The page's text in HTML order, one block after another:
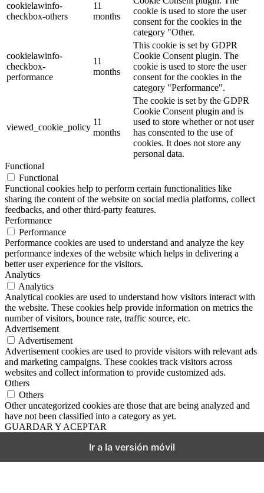
cookielawinfo-
checkbox-others
11
months
cookie is used to store the user
consent for the cookies in the
category "Other.
cookielawinfo-
checkbox-
performance
11
months
This cookie is set by GDPR
Cookie Consent plugin. The
cookie is used to store the user
consent for the cookies in the
category "Performance".
viewed_cookie_policy
11
months
The cookie is set by the GDPR
Cookie Consent plugin and is
used to store whether or not user
has consented to the use of
cookies. It does not store any
personal data.
Functional
Functional
Functional cookies help to perform certain functionalities like
sharing the content of the website on social media platforms, collect
feedbacks, and other third-party features.
Performance
Performance
Performance cookies are used to understand and analyze the key
performance indexes of the website which helps in delivering a
better user experience for the visitors.
Analytics
Analytics
Analytical cookies are used to understand how visitors interact with
the website. These cookies help provide information on metrics the
number of visitors, bounce rate, traffic source, etc.
Advertisement
Advertisement
Advertisement cookies are used to provide visitors with relevant ads
and marketing campaigns. These cookies track visitors across
websites and collect information to provide customized ads.
Others
Others
Other uncategorized cookies are those that are being analyzed and
have not been classified into a category as yet.
GUARDAR Y ACEPTAR
Ir a la versión móvil